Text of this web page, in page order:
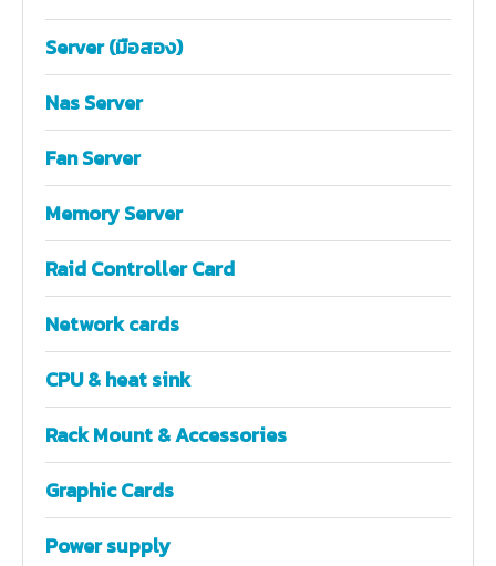
Server (มือสอง)
Nas Server
Fan Server
Memory Server
Raid Controller Card
Network cards
CPU & heat sink
Rack Mount & Accessories
Graphic Cards
Power supply